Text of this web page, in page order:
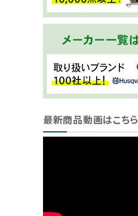
最新商品動画はこちら